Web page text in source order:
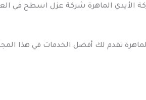
الأيدي الماهرة شركة عزل اسطح في
تقدم لك أفضل الخدمات في هذا